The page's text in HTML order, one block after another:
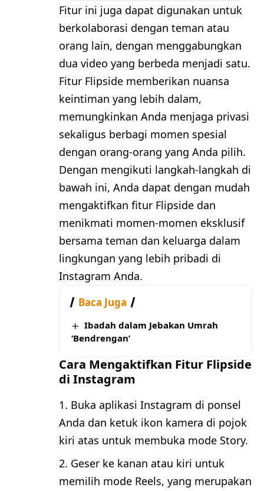
Fitur ini juga dapat digunakan untuk
berkolaborasi dengan teman atau
orang lain, dengan menggabungkan
dua video yang berbeda menjadi satu.
Fitur Flipside memberikan nuansa
keintiman yang lebih dalam,
memungkinkan Anda menjaga privasi
sekaligus berbagi momen spesial
dengan orang-orang yang Anda pilih.
Dengan mengikuti langkah-langkah di
bawah ini, Anda dapat dengan mudah
mengaktifkan fitur Flipside dan
menikmati momen-momen eksklusif
bersama teman dan keluarga dalam
lingkungan yang lebih pribadi di
Instagram Anda.
Baca Juga
Ibadah dalam Jebakan Umrah
‘Bendrengan’
Cara Mengaktifkan Fitur Flipside
di Instagram
Buka aplikasi Instagram di ponsel
Anda dan ketuk ikon kamera di pojok
kiri atas untuk membuka mode Story.
Geser ke kanan atau kiri untuk
memilih mode Reels, yang merupakan